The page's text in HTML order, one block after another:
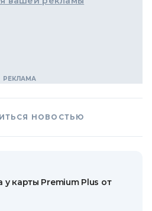
НОВОСТЬЮ
карты Premium Plus от